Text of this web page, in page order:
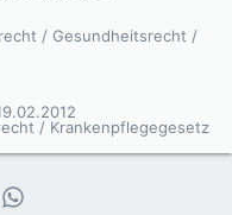
/ Gesundheitsrecht /
/ Krankenpflegegesetz